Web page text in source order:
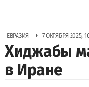
ЕВРАЗИЯ • 7 ОКТЯБРЯ 2025,
Хиджабы
в Иране